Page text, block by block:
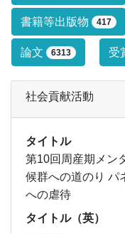
書籍等出版物 417
論文 6313 受
社会貢献活動
タイトル
第10回周産期メン
候群への道のり パ
への虐待
タイトル（英）